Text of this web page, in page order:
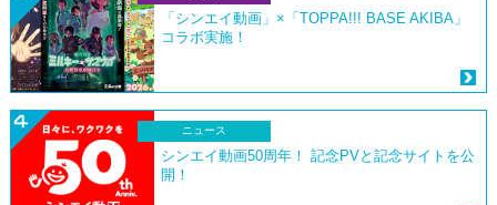
「シンエイ動画」×「TOPPA!!! BASE AKIBA」
コラボ実施！
ニュース
シンエイ動画50周年！ 記念PVと記念サイトを公
開！